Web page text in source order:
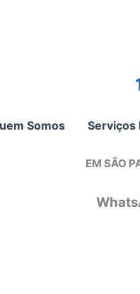
Somos Serviços
EM SÃO